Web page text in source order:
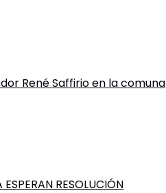
René Saffirio en la comuna
RESOLUCIÓN